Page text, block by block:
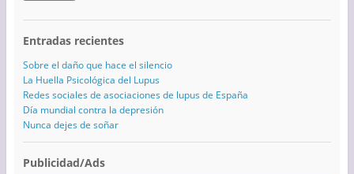
Entradas recientes
Sobre el daño que hace el silencio
La Huella Psicológica del Lupus
Redes sociales de asociaciones de lupus de España
Día mundial contra la depresión
Nunca dejes de soñar
Publicidad/Ads